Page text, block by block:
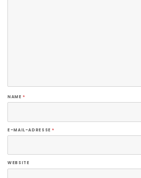
NAME*
E-MAIL-ADRESSE*
WEBSITE